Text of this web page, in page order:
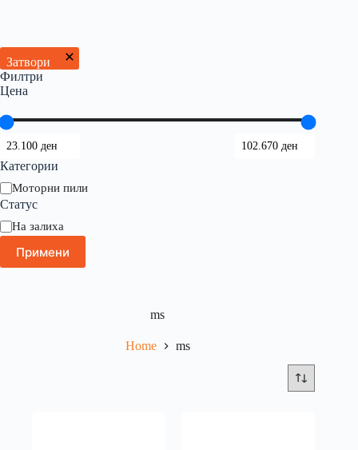
ms
Home ms
Затвори
Филтри
Цена
Категории
Моторни пили
Статус
На залиха
Примени